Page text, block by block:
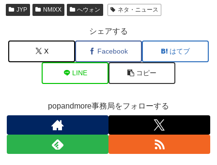
JYP NMIXX へウォン ネタ・ニュース
シェアする
X Facebook はてブ
LINE コピー
popandmore事務局をフォローする